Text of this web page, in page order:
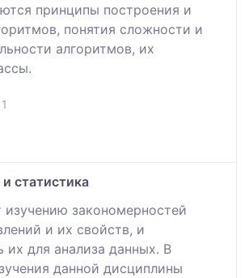
принципы построения и
понятия сложности и
алгоритмов, их
статистика
изучению закономерностей
и их свойств, и
их для анализа данных. В
данной дисциплины